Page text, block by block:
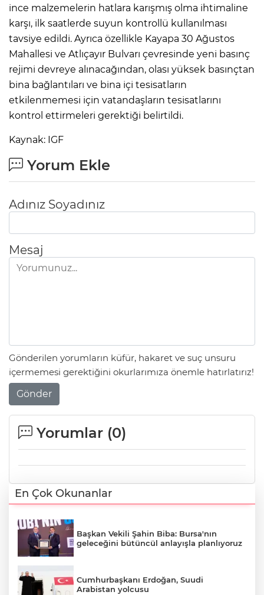
ince malzemelerin hatlara karışmış olma ihtimaline
karşı, ilk saatlerde suyun kontrollü kullanılması
tavsiye edildi. Ayrıca özellikle Kayapa 30 Ağustos
Mahallesi ve Atlıçayır Bulvarı çevresinde yeni basınç
rejimi devreye alınacağından, olası yüksek basınçtan
bina bağlantıları ve bina içi tesisatların
etkilenmemesi için vatandaşların tesisatlarını
kontrol ettirmeleri gerektiği belirtildi.
Kaynak: IGF
Yorum Ekle
Adınız Soyadınız
Mesaj
Gönderilen yorumların küfür, hakaret ve suç unsuru
içermemesi gerektiğini okurlarımıza önemle hatırlatırız!
Gönder
Yorumlar (0)
En Çok Okunanlar
Başkan Vekili Şahin Biba: Bursa'nın
geleceğini bütüncül anlayışla planlıyoruz
Cumhurbaşkanı Erdoğan, Suudi
Arabistan yolcusu